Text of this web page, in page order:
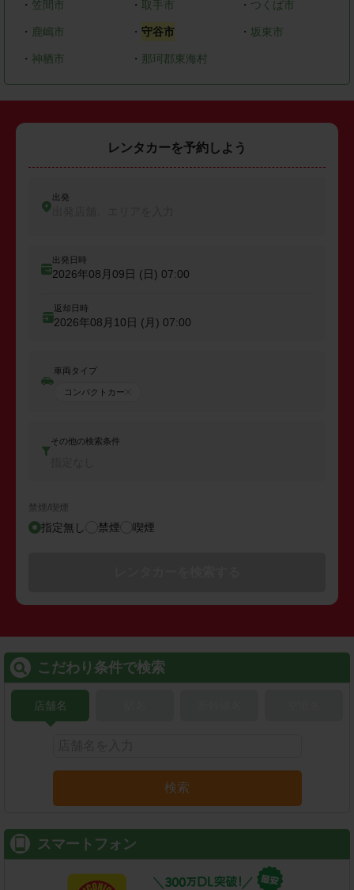
・ 笠間市 ・ 取手市 ・ つくば市
・ 鹿嶋市 ・ 守谷市 ・坂東市
・ 神栖市 ・ 那珂郡東海村
レンタカーを予約しよう
出発
出発日時
2026年08月09日 (日) 07:00
返却日時
2026年08月10日 (月) 07:00
車両タイプ
コンパクトカー
その他の検索条件
禁煙/喫煙
指定無し 禁煙 喫煙
こだわり条件で検索
店舗名
検索
スマートフォン